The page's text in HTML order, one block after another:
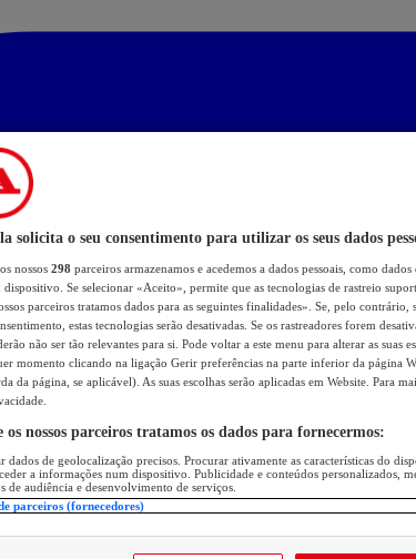
solicita o seu consentimento para utilizar os seus dados
nossos 298 parceiros armazenamos e acedemos a dados pessoais, como
dispositivo. Se selecionar «Aceito», permite que as tecnologias de rastreio
parceiros tratamos dados para as seguintes finalidades». Se, pelo
estas tecnologias serão desativadas. Se os rastreadores forem
não ser tão relevantes para si. Pode voltar a este menu para alterar as suas
momento clicando na ligação Gerir preferências na parte inferior da página
da página, se aplicável). As suas escolhas serão aplicadas em Website. Para
os nossos parceiros tratamos os dados para fornecermos:
dados de geolocalização precisos. Procurar ativamente as características do
a informações num dispositivo. Publicidade e conteúdos personalizados,
de audiência e desenvolvimento de serviços.
parceiros (fornecedores)